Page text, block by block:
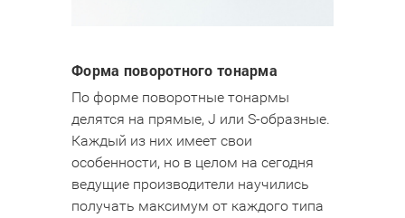
Форма поворотного тонарма
По форме поворотные тонармы
делятся на прямые, J или S-образные.
Каждый из них имеет свои
особенности, но в целом на сегодня
ведущие производители научились
получать максимум от каждого типа